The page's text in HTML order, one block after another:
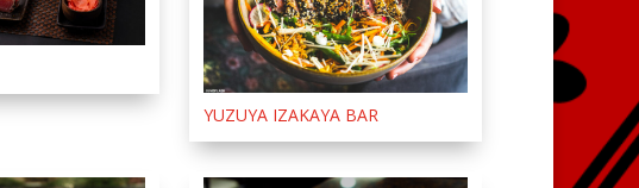
YUZUYA IZAKAYA BAR